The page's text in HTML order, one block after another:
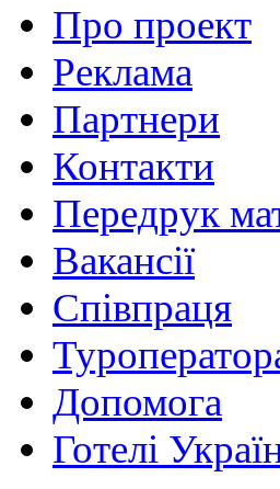
Про проект
Реклама
Партнери
Контакти
Передрук
Вакансії
Співпраця
Допомога
Готелі